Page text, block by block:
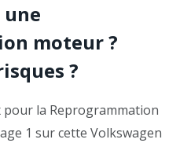
une
moteur ?
?
pour la Reprogrammation
1 sur cette Volkswagen